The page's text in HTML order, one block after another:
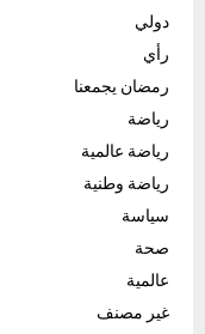
دولي
رأي
رمضان يجمعنا
رياضة
رياضة عالمية
رياضة وطنية
سياسة
صحة
عالمية
غير مصنف